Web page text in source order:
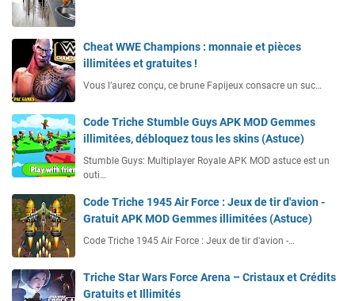
Cheat WWE Champions : monnaie et pièces
illimitées et gratuites !
Vous l’aurez conçu, ce brune Fapijeux consacre un suc…
Code Triche Stumble Guys APK MOD Gemmes
illimitées, débloquez tous les skins (Astuce)
Stumble Guys: Multiplayer Royale APK MOD astuce est un
outi…
Code Triche 1945 Air Force : Jeux de tir d'avion -
Gratuit APK MOD Gemmes illimitées (Astuce)
Code Triche 1945 Air Force : Jeux de tir d'avion -…
Triche Star Wars Force Arena – Cristaux et Crédits
Gratuits et Illimités